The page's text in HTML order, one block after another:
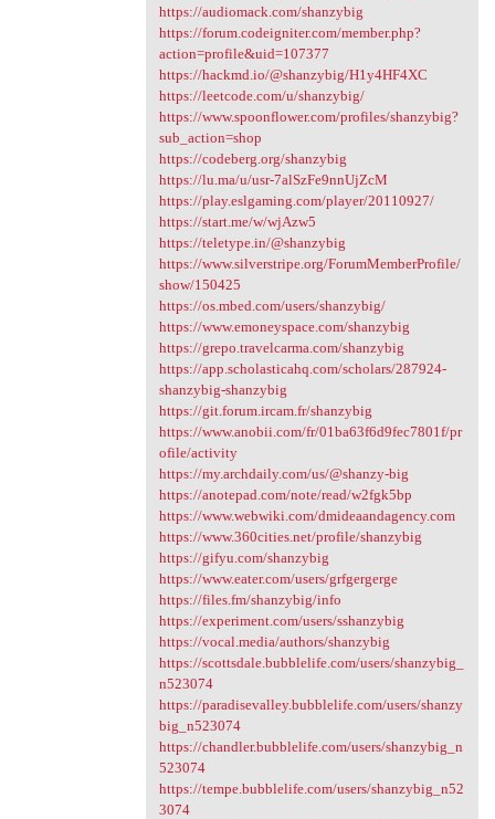
https://audiomack.com/shanzybig
https://forum.codeigniter.com/member.php?
action=profile&uid=107377
https://hackmd.io/@shanzybig/H1y4HF4XC
https://leetcode.com/u/shanzybig/
https://www.spoonflower.com/profiles/shanzybig?
sub_action=shop
https://codeberg.org/shanzybig
https://lu.ma/u/usr-7alSzFe9nnUjZcM
https://play.eslgaming.com/player/20110927/
https://start.me/w/wjAzw5
https://teletype.in/@shanzybig
https://www.silverstripe.org/ForumMemberProfile/
show/150425
https://os.mbed.com/users/shanzybig/
https://www.emoneyspace.com/shanzybig
https://grepo.travelcarma.com/shanzybig
https://app.scholasticahq.com/scholars/287924-
shanzybig-shanzybig
https://git.forum.ircam.fr/shanzybig
https://www.anobii.com/fr/01ba63f6d9fec7801f/pr
ofile/activity
https://my.archdaily.com/us/@shanzy-big
https://anotepad.com/note/read/w2fgk5bp
https://www.webwiki.com/dmideaandagency.com
https://www.360cities.net/profile/shanzybig
https://gifyu.com/shanzybig
https://www.eater.com/users/grfgergerge
https://files.fm/shanzybig/info
https://experiment.com/users/sshanzybig
https://vocal.media/authors/shanzybig
https://scottsdale.bubblelife.com/users/shanzybig_
n523074
https://paradisevalley.bubblelife.com/users/shanzy
big_n523074
https://chandler.bubblelife.com/users/shanzybig_n
523074
https://tempe.bubblelife.com/users/shanzybig_n52
3074